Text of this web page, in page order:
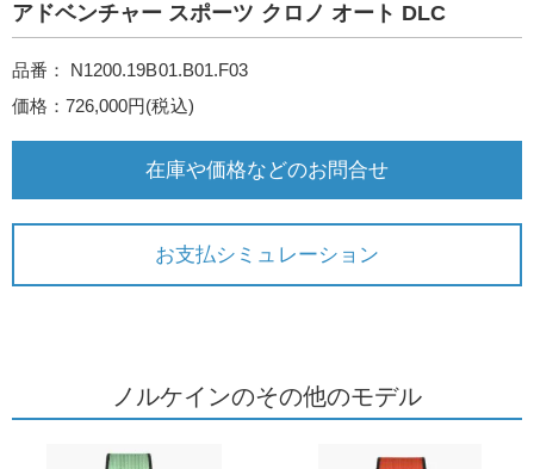
アドベンチャー スポーツ クロノ オート DLC
品番： N1200.19B01.B01.F03
価格：726,000円(税込)
在庫や価格などのお問合せ
お支払シミュレーション
ノルケインのその他のモデル